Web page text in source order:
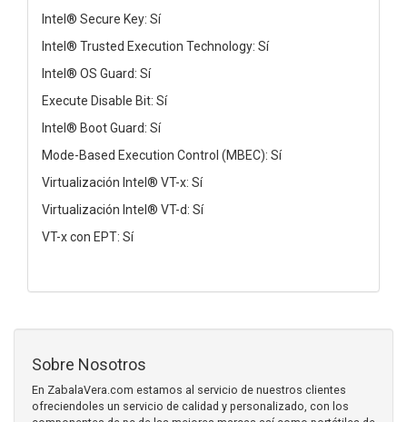
Intel® Secure Key: Sí
Intel® Trusted Execution Technology: Sí
Intel® OS Guard: Sí
Execute Disable Bit: Sí
Intel® Boot Guard: Sí
Mode-Based Execution Control (MBEC): Sí
Virtualización Intel® VT-x: Sí
Virtualización Intel® VT-d: Sí
VT-x con EPT: Sí
Sobre Nosotros
En ZabalaVera.com estamos al servicio de nuestros clientes
ofreciendoles un servicio de calidad y personalizado, con los